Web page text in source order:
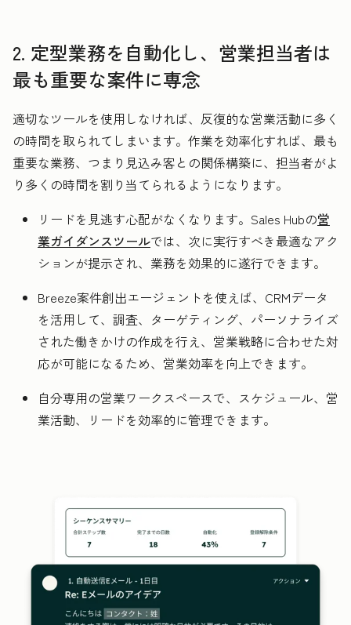
2. 定型業務を自動化し、営業担当者は
最も重要な案件に専念
適切なツールを使用しなければ、反復的な営業活動に多く
の時間を取られてしまいます。作業を効率化すれば、最も
重要な業務、つまり見込み客との関係構築に、担当者がよ
り多くの時間を割り当てられるようになります。
リードを見逃す心配がなくなります。Sales Hubの営
業ガイダンスツールでは、次に実行すべき最適なアク
ションが提示され、業務を効果的に遂行できます。
Breeze案件創出エージェントを使えば、CRMデータ
を活用して、調査、ターゲティング、パーソナライズ
された働きかけの作成を行え、営業戦略に合わせた対
応が可能になるため、営業効率を向上できます。
自分専用の営業ワークスペースで、スケジュール、営
業活動、リードを効率的に管理できます。